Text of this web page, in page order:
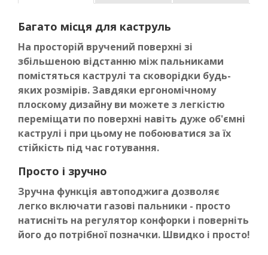
Багато місця для каструль
На просторій вручений поверхні зі
збільшеною відстанню між пальниками
помістяться каструлі та сковорідки будь-
яких розмірів. Завдяки ергономічному
плоскому дизайну ви можете з легкістю
переміщати по поверхні навіть дуже об'ємні
каструлі і при цьому не побоюватися за їх
стійкість під час готування.
Просто і зручно
Зручна функція автоподжига дозволяє
легко включати газові пальники - просто
натисніть на регулятор конфорки і поверніть
його до потрібної позначки. Швидко і просто!